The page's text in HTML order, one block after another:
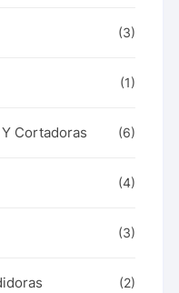
(3)
(1)
Cortadoras (6)
(4)
(3)
(2)